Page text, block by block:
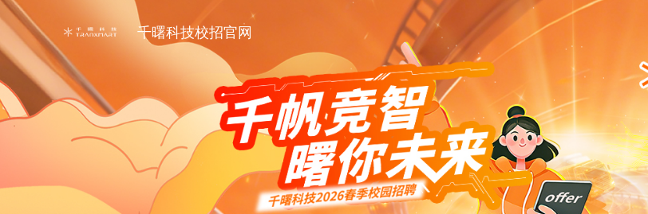
千曙科技校招官网